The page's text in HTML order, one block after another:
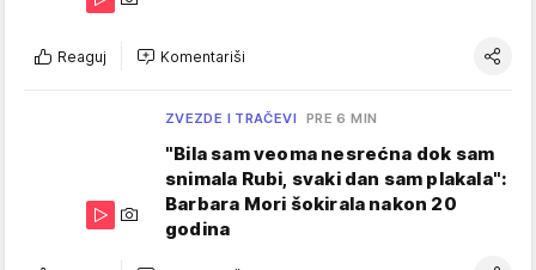
Reaguj Komentariši
ZVEZDE I TRAČEVI PRE 6 MIN
"Bila sam veoma nesrećna dok sam
snimala Rubi, svaki dan sam plakala":
Barbara Mori šokirala nakon 20
godina